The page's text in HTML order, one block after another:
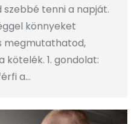
tenni a napját.
könnyeket
megmutathatod,
kötelék. 1. gondolat:
a…